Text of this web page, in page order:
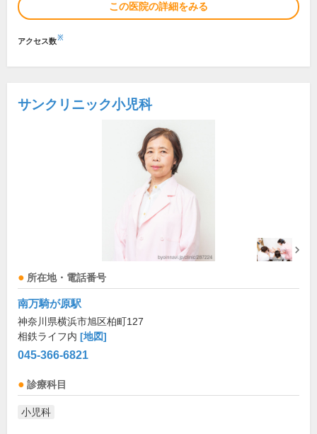
この医院の詳細をみる
アクセス数※
サンクリニック小児科
所在地・電話番号
南万騎が原駅
神奈川県横浜市旭区柏町127
相鉄ライフ内 [地図]
045-366-6821
診療科目
小児科